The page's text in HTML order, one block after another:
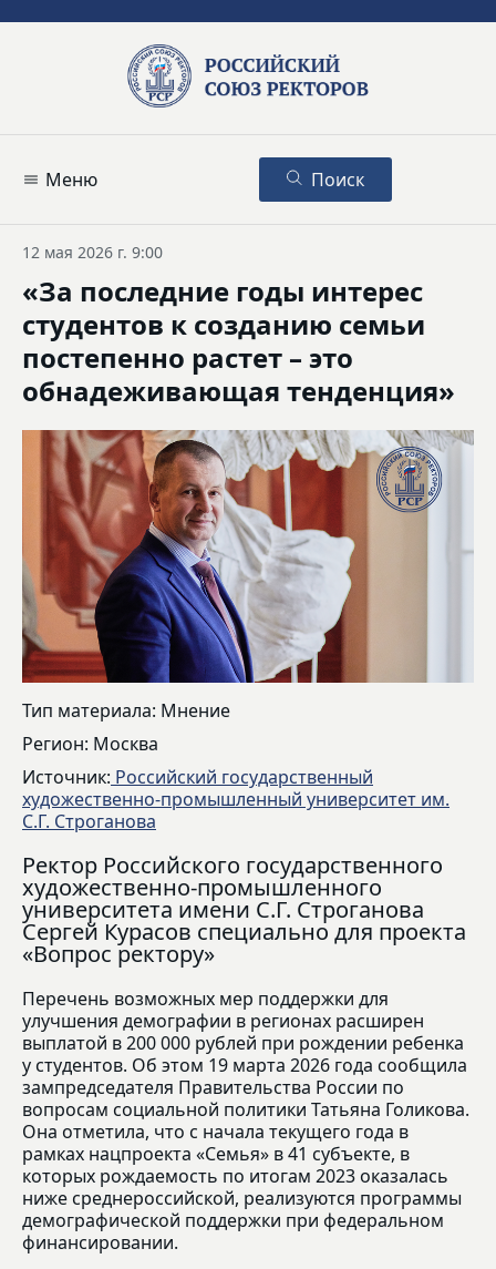
Меню Поиск
12 мая 2026 г. 9:00
«За последние годы интерес
студентов к созданию семьи
постепенно растет – это
обнадеживающая тенденция»
Тип материала: Мнение
Регион: Москва
Источник: Российский государственный
художественно-промышленный университет им.
С.Г. Строганова
Ректор Российского государственного
художественно-промышленного
университета имени С.Г. Строганова
Сергей Курасов специально для проекта
«Вопрос ректору»
Перечень возможных мер поддержки для
улучшения демографии в регионах расширен
выплатой в 200 000 рублей при рождении ребенка
у студентов. Об этом 19 марта 2026 года сообщила
зампредседателя Правительства России по
вопросам социальной политики Татьяна Голикова.
Она отметила, что с начала текущего года в
рамках нацпроекта «Семья» в 41 субъекте, в
которых рождаемость по итогам 2023 оказалась
ниже среднероссийской, реализуются программы
демографической поддержки при федеральном
финансировании.